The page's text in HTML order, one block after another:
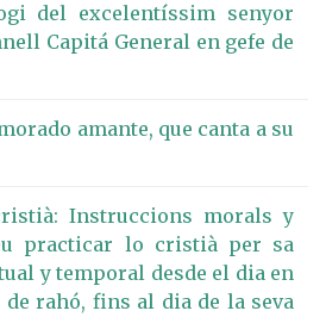
del excelentíssim senyor
Capitá General en gefe de
amante, que canta a su
Instruccions morals y
practicar lo cristià per sa
y temporal desde el dia en
de rahó, fins al dia de la seva